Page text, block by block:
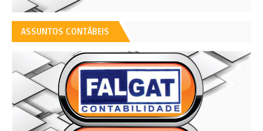
ASSUNTOS CONTÁBEIS